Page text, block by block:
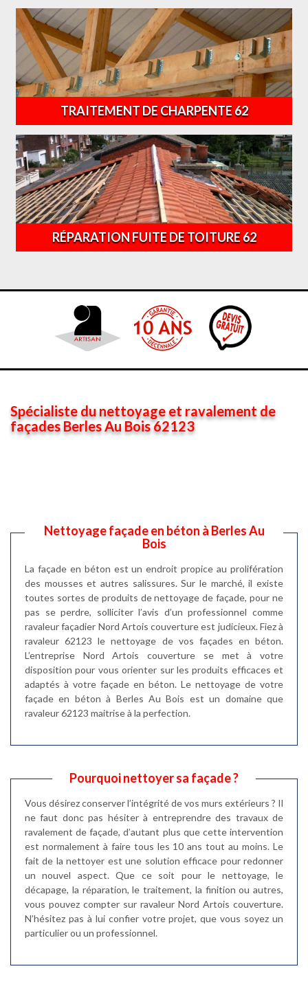
TRAITEMENT DE CHARPENTE 62
RÉPARATION FUITE DE TOITURE 62
Spécialiste du nettoyage et ravalement de
façades Berles Au Bois 62123
Nettoyage façade en béton à Berles Au
Bois
La façade en béton est un endroit propice au prolifération
des mousses et autres salissures. Sur le marché, il existe
toutes sortes de produits de nettoyage de façade, pour ne
pas se perdre, solliciter l’avis d’un professionnel comme
ravaleur façadier Nord Artois couverture est judicieux. Fiez à
ravaleur 62123 le nettoyage de vos façades en béton.
L’entreprise Nord Artois couverture se met à votre
disposition pour vous orienter sur les produits efficaces et
adaptés à votre façade en béton. Le nettoyage de votre
façade en béton à Berles Au Bois est un domaine que
ravaleur 62123 maitrise à la perfection.
Pourquoi nettoyer sa façade ?
Vous désirez conserver l’intégrité de vos murs extérieurs ? Il
ne faut donc pas hésiter à entreprendre des travaux de
ravalement de façade, d’autant plus que cette intervention
est normalement à faire tous les 10 ans tout au moins. Le
fait de la nettoyer est une solution efficace pour redonner
un nouvel aspect. Que ce soit pour le nettoyage, le
décapage, la réparation, le traitement, la finition ou autres,
vous pouvez compter sur ravaleur Nord Artois couverture.
N’hésitez pas à lui confier votre projet, que vous soyez un
particulier ou un professionnel.